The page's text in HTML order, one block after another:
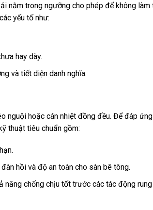
nằm trong ngưỡng cho phép để không làm
yếu tố như:
hay dày.
và tiết diện danh nghĩa.
nguội hoặc cán nhiệt đồng đều. Để đáp
thuật tiêu chuẩn gồm:
hồi và độ an toàn cho sàn bê tông.
năng chống chịu tốt trước các tác động